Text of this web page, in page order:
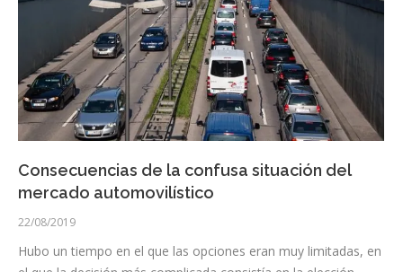
Consecuencias de la confusa situación del
mercado automovilístico
22/08/2019
Hubo un tiempo en el que las opciones eran muy limitadas, en